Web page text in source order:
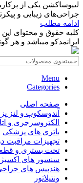
لیپوساکشن یکی از
جراحی‌های زیبایی و
ادامه مطلب
کلیه حقوق و محتوای
ایرانمدکو میباشد و هر
Menu
Categories
صفحه اصلی
آندوسکوپ و لنز
الکتروسرجری و
باتری های پزشکی
تجهیزات مراقبت
تخت بستری و
سنسور های
هندپیس های
ونتیلاتور